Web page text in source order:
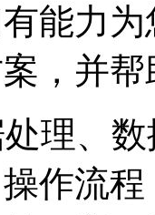
能力
，并
、数
作流